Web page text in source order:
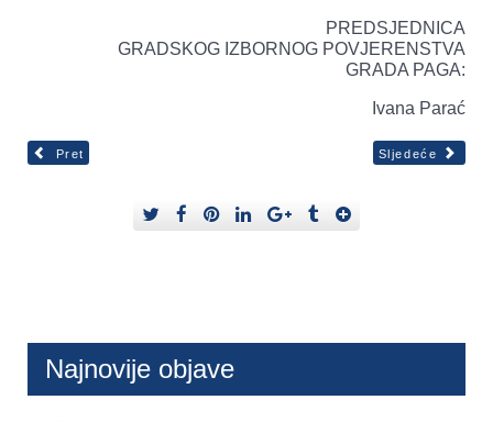
PREDSJEDNICA
GRADSKOG IZBORNOG POVJERENSTVA
GRADA PAGA:
Ivana Parać
Pret Sljedeće
Najnovije objave